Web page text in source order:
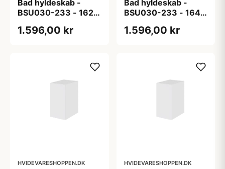
Bad hyldeskab -
BSU030-233 - 162
m/ 1mm ABS kant
1.596,00 kr
Bad hyldeskab -
BSU030-233 - 164
2mm trækant
1.596,00 kr
HVIDEVARESHOPPEN.DK HVIDEVARESHOPPEN.DK